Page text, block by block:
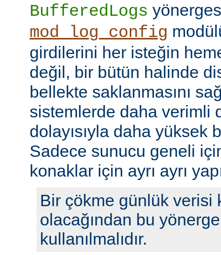
BufferedLogs
mod_log_config
girdilerini her isteğin
değil, bir bütün halinde
bellekte saklanmasını
sistemlerde daha verimli
dolayısıyla daha yüksek
Sadece sunucu geneli
konaklar için ayrı ayrı
Bir çökme günlük verisi
olacağından bu
kullanılmalıdır.